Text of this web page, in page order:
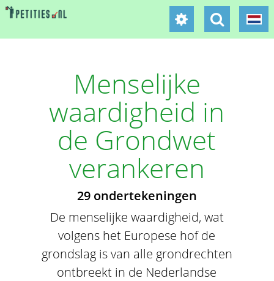
Menselijke
waardigheid in
de Grondwet
verankeren
29 ondertekeningen
De menselijke waardigheid, wat
volgens het Europese hof de
grondslag is van alle grondrechten
ontbreekt in de Nederlandse